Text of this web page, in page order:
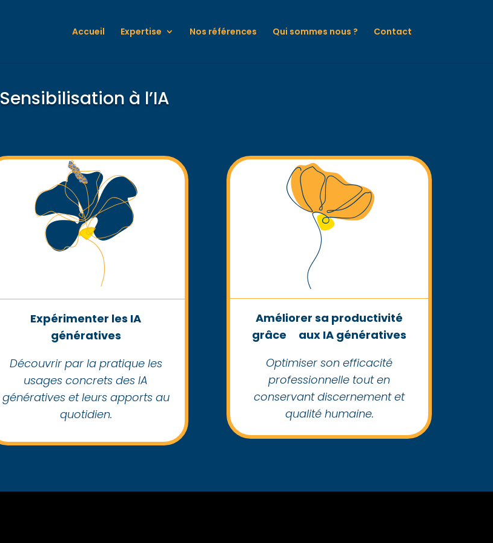
Accueil Expertise Nos références Qui sommes nous ? Contact
Sensibilisation à l’IA
Expérimenter les IA
génératives
Découvrir par la pratique les
usages concrets des IA
génératives et leurs apports au
quotidien.
Améliorer sa productivité
grâce aux IA génératives
Optimiser son efficacité
professionnelle tout en
conservant discernement et
qualité humaine.